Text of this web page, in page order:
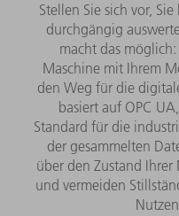
Stellen Sie sich vor,
durchgängig
macht das möglich:
Maschine mit Ihrem
den Weg für die
basiert auf OPC
Standard für die
der gesammelten
über den Zustand Ihrer
und vermeiden